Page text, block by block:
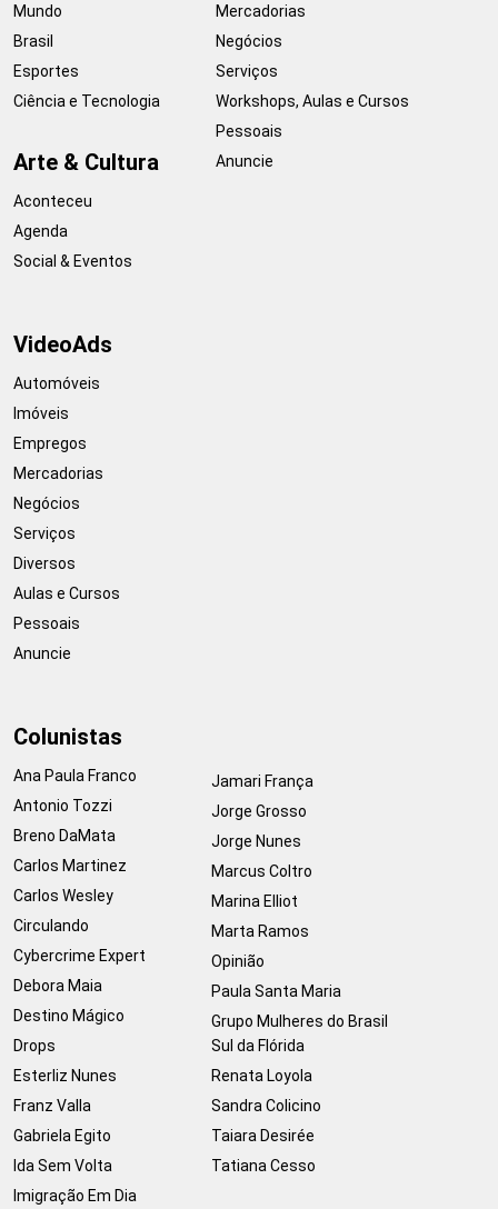
Mundo
Brasil
Esportes
Ciência e Tecnologia
Arte & Cultura
Aconteceu
Agenda
Social & Eventos
Mercadorias
Negócios
Serviços
Workshops, Aulas e Cursos
Pessoais
Anuncie
VideoAds
Automóveis
Imóveis
Empregos
Mercadorias
Negócios
Serviços
Diversos
Aulas e Cursos
Pessoais
Anuncie
Colunistas
Ana Paula Franco
Antonio Tozzi
Breno DaMata
Carlos Martinez
Carlos Wesley
Circulando
Cybercrime Expert
Debora Maia
Destino Mágico
Drops
Esterliz Nunes
Franz Valla
Gabriela Egito
Ida Sem Volta
Imigração Em Dia
Jamari França
Jorge Grosso
Jorge Nunes
Marcus Coltro
Marina Elliot
Marta Ramos
Opinião
Paula Santa Maria
Grupo Mulheres do Brasil
Sul da Flórida
Renata Loyola
Sandra Colicino
Taiara Desirée
Tatiana Cesso